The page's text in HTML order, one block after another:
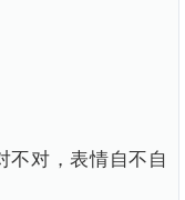
不对，表情自不自